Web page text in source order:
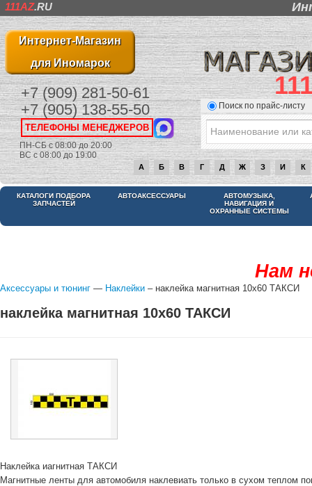
111AZ.RU
Интернет-Магазин
для Иномарок
+7 (909) 281-50-61
+7 (905) 138-55-50
ТЕЛЕФОНЫ МЕНЕДЖЕРОВ
ПН-СБ с 08:00 до 20:00
ВС с 08:00 до 19:00
Поиск по прайс-листу
А Б В Г Д Ж З И К
КАТАЛОГИ ПОДБОРА
ЗАПЧАСТЕЙ
АВТОАКСЕССУАРЫ
АВТОМУЗЫКА,
НАВИГАЦИЯ И
ОХРАННЫЕ СИСТЕМЫ
Нам
Аксессуары и тюнинг — Наклейки – наклейка магнитная 10х60 ТАКСИ
наклейка магнитная 10х60 ТАКСИ
Наклейка иагнитная ТАКСИ
Магнитные ленты для автомобиля наклевиать только в сухом теплом